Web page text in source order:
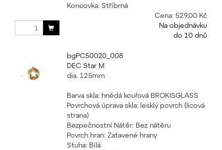
Koncovka: Stříbrná
Cena: 529,00 Kč
Na objednávku
do 10 dnů
bgPC50020_008
DEC Star M
dia. 125mm
Barva skla: hnědá kouřová BROKISGLASS
Povrchová úprava skla: lesklý povrch (lícová
strana)
Bezpečnostní Nátěr: Bez nátěru
Povrch hran: Zatavené hrany
Stuha: Bílá